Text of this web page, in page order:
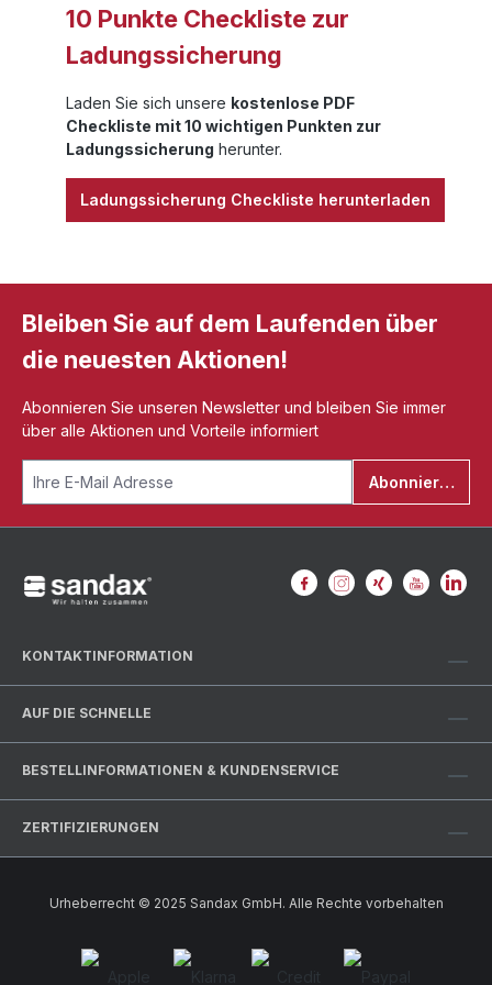
10 Punkte Checkliste zur
Ladungssicherung
Laden Sie sich unsere kostenlose PDF
Checkliste mit 10 wichtigen Punkten zur
Ladungssicherung herunter.
Ladungssicherung Checkliste herunterladen
Bleiben Sie auf dem Laufenden über
die neuesten Aktionen!
Abonnieren Sie unseren Newsletter und bleiben Sie immer
über alle Aktionen und Vorteile informiert
Abonnieren
KONTAKTINFORMATION
AUF DIE SCHNELLE
BESTELLINFORMATIONEN & KUNDENSERVICE
ZERTIFIZIERUNGEN
Urheberrecht © 2025 Sandax GmbH. Alle Rechte vorbehalten